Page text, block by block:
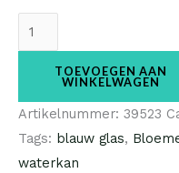
TOEVOEGEN AAN
WINKELWAGEN
Artikelnummer: 39523
Tags: blauw glas,
waterkan